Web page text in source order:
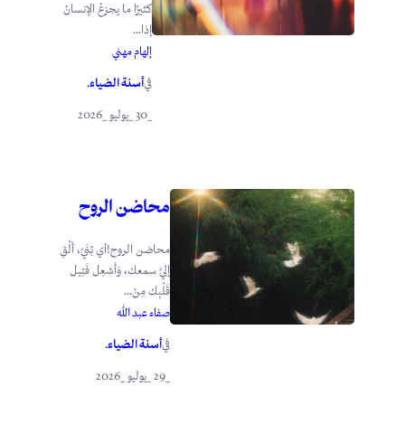
كثيرًا ما يجزعُ الإنسانُ
إذا...
إلهام مهني
فيأسنة الضياء.
محاضن الروح
محاضن الروح!أي بُنَيّ، أَلْقِ
إليَّ سمعك، وَأَشعِل فَتِيل
قَلْبِك مِنْ...
صفاء عبد الله
فيأسنة الضياء.